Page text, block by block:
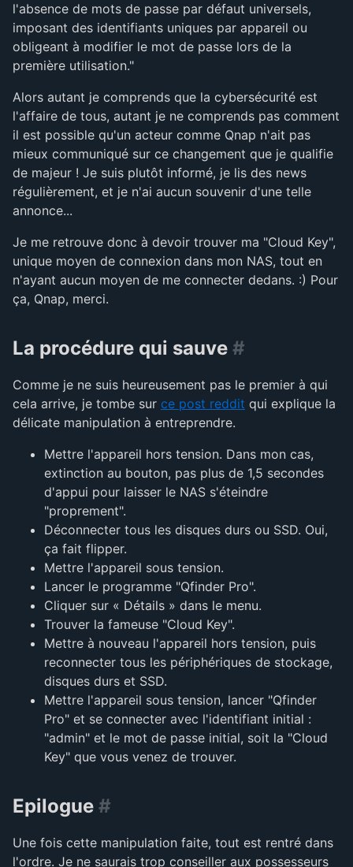
l'absence de mots de passe par défaut universels,
imposant des identifiants uniques par appareil ou
obligeant à modifier le mot de passe lors de la
première utilisation."
Alors autant je comprends que la cybersécurité est
l'affaire de tous, autant je ne comprends pas comment
il est possible qu'un acteur comme Qnap n'ait pas
mieux communiqué sur ce changement que je qualifie
de majeur ! Je suis plutôt informé, je lis des news
régulièrement, et je n'ai aucun souvenir d'une telle
annonce...
Je me retrouve donc à devoir trouver ma "Cloud Key",
unique moyen de connexion dans mon NAS, tout en
n'ayant aucun moyen de me connecter dedans. :) Pour
ça, Qnap, merci.
La procédure qui sauve #
Comme je ne suis heureusement pas le premier à qui
cela arrive, je tombe sur ce post reddit qui explique la
délicate manipulation à entreprendre.
Mettre l'appareil hors tension. Dans mon cas,
extinction au bouton, pas plus de 1,5 secondes
d'appui pour laisser le NAS s'éteindre
"proprement".
Déconnecter tous les disques durs ou SSD. Oui,
ça fait flipper.
Mettre l'appareil sous tension.
Lancer le programme "Qfinder Pro".
Cliquer sur « Détails » dans le menu.
Trouver la fameuse "Cloud Key".
Mettre à nouveau l'appareil hors tension, puis
reconnecter tous les périphériques de stockage,
disques durs et SSD.
Mettre l'appareil sous tension, lancer "Qfinder
Pro" et se connecter avec l'identifiant initial :
"admin" et le mot de passe initial, soit la "Cloud
Key" que vous venez de trouver.
Epilogue #
Une fois cette manipulation faite, tout est rentré dans
l'ordre. Je ne saurais trop conseiller aux possesseurs